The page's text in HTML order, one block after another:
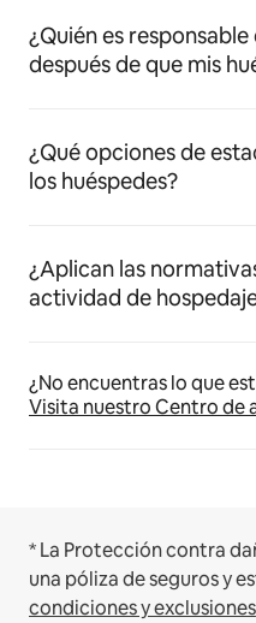
¿Quién es
después de que mis
¿Qué opciones de
los huéspedes?
¿Aplican las
actividad de
¿No encuentras lo que
Visita nuestro Centro de
* La Protección contra
una póliza de seguros y
condiciones y exclusiones